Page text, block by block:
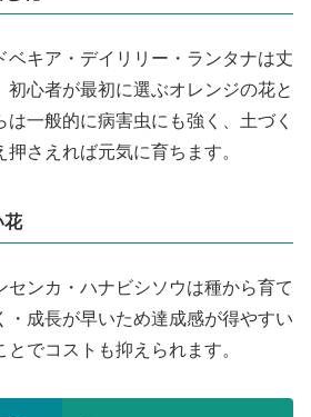
ベキア・デイリリー・ランタナは丈
初心者が最初に選ぶオレンジの花と
は一般的に病害虫にも強く、土づく
さえれば元気に育ちます。
花
センカ・ハナビシソウは種から育て
・成長が早いため達成感が得やすい
でコストも抑えられます。